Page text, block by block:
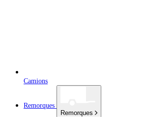
Camions
Remorques
Remorques